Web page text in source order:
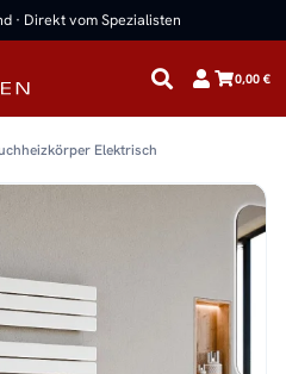
· Direkt vom Spezialisten
0,00 €
Elektrisch